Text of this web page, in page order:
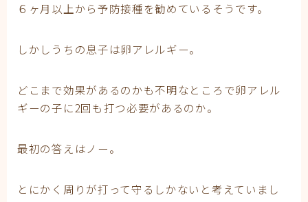
６ヶ月以上から予防接種を勧めているそうです。
しかしうちの息子は卵アレルギー。
どこまで効果があるのかも不明なところで卵アレル
ギーの子に2回も打つ必要があるのか。
最初の答えはノー。
とにかく周りが打って守るしかないと考えていまし